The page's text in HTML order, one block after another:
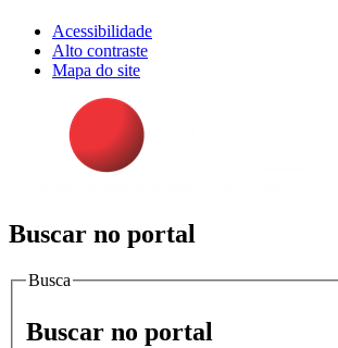
Acessibilidade
Alto contraste
Mapa do site
Buscar no portal
Busca
Buscar no portal